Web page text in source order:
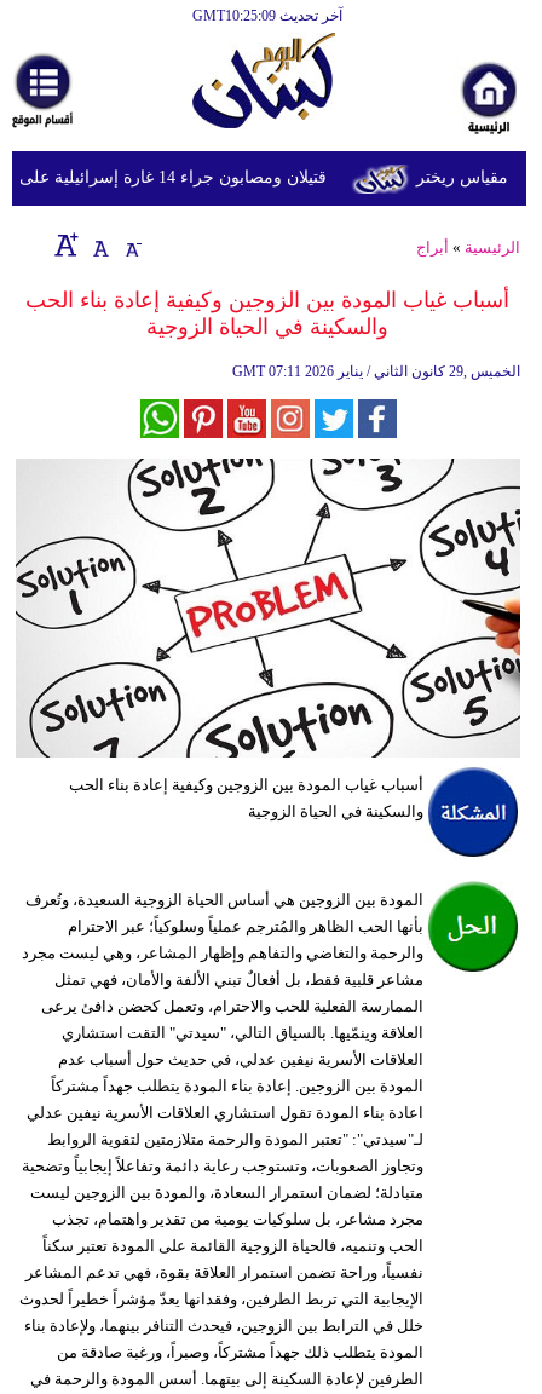
آخر تحديث GMT10:25:09
أخبارعاجلة
رياضة
ثقافة
إقتصاد
وسفر
ديكور
إعلام
إسلامية
علوم
وتكنولوجيا
مدوَّنات
فيديو
سيارات
قتيلان ومصابون جراء 14 غارة إسرائيلية على شرق وجنوب لبنان
الرئيسية » أبراج
أسباب غياب المودة بين الزوجين وكيفية إعادة بناء الحب
والسكينة في الحياة الزوجية
GMT 07:11 2026 الخميس ,29 كانون الثاني / يناير
أسباب غياب المودة بين الزوجين وكيفية إعادة بناء الحب
والسكينة في الحياة الزوجية
المودة بين الزوجين هي أساس الحياة الزوجية السعيدة، وتُعرف
بأنها الحب الظاهر والمُترجم عملياً وسلوكياً؛ عبر الاحترام
والرحمة والتغاضي والتفاهم وإظهار المشاعر، وهي ليست مجرد
مشاعر قلبية فقط، بل أفعالٌ تبني الألفة والأمان، فهي تمثل
الممارسة الفعلية للحب والاحترام، وتعمل كحضن دافئ يرعى
العلاقة وينمّيها. بالسياق التالي، "سيدتي" التقت استشاري
العلاقات الأسرية نيفين عدلي، في حديث حول أسباب عدم
المودة بين الزوجين. إعادة بناء المودة يتطلب جهداً مشتركاً
اعادة بناء المودة تقول استشاري العلاقات الأسرية نيفين عدلي
لـ"سيدتي": "تعتبر المودة والرحمة متلازمتين لتقوية الروابط
وتجاوز الصعوبات، وتستوجب رعاية دائمة وتفاعلاً إيجابياً وتضحية
متبادلة؛ لضمان استمرار السعادة، والمودة بين الزوجين ليست
مجرد مشاعر، بل سلوكيات يومية من تقدير واهتمام، تجذب
الحب وتنميه، فالحياة الزوجية القائمة على المودة تعتبر سكناً
نفسياً، وراحة تضمن استمرار العلاقة بقوة، فهي تدعم المشاعر
الإيجابية التي تربط الطرفين، وفقدانها يعدّ مؤشراً خطيراً لحدوث
خلل في الترابط بين الزوجين، فيحدث التنافر بينهما، ولإعادة بناء
المودة يتطلب ذلك جهداً مشتركاً، وصبراً، ورغبة صادقة من
الطرفين لإعادة السكينة إلى بيتهما. أسس المودة والرحمة في